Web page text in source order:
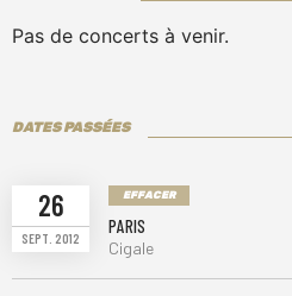
Pas de concerts à venir.
DATES PASSÉES
26
SEPT. 2012
EFFACER
PARIS
Cigale